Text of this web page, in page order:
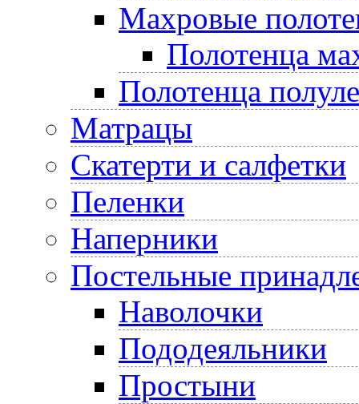
Махровые
Полотенца
Полотенца
Матрацы
Скатерти и салфетки
Пеленки
Наперники
Постельные
Наволочки
Пододеяльники
Простыни